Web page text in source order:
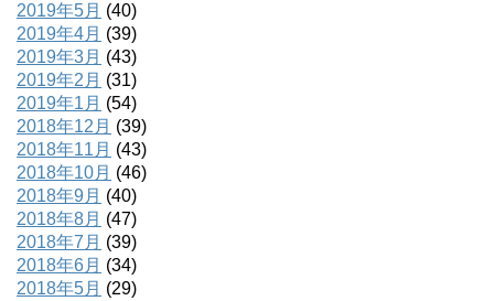
2019年5月 (40)
2019年4月 (39)
2019年3月 (43)
2019年2月 (31)
2019年1月 (54)
2018年12月 (39)
2018年11月 (43)
2018年10月 (46)
2018年9月 (40)
2018年8月 (47)
2018年7月 (39)
2018年6月 (34)
2018年5月 (29)